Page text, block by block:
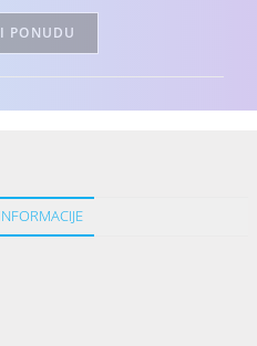
PONUDU